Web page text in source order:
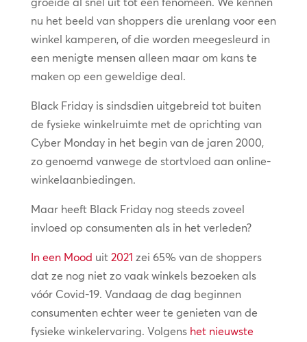
nu het beeld van shoppers die urenlang voor een
winkel kamperen, of die worden meegesleurd in
een menigte mensen alleen maar om kans te
maken op een geweldige deal.
Black Friday is sindsdien uitgebreid tot buiten
de fysieke winkelruimte met de oprichting van
Cyber Monday in het begin van de jaren 2000,
zo genoemd vanwege de stortvloed aan online-
winkelaanbiedingen.
Maar heeft Black Friday nog steeds zoveel
invloed op consumenten als in het verleden?
In een Mood uit 2021 zei 65% van de shoppers
dat ze nog niet zo vaak winkels bezoeken als
vóór Covid-19. Vandaag de dag beginnen
consumenten echter weer te genieten van de
fysieke winkelervaring. Volgens het nieuwste